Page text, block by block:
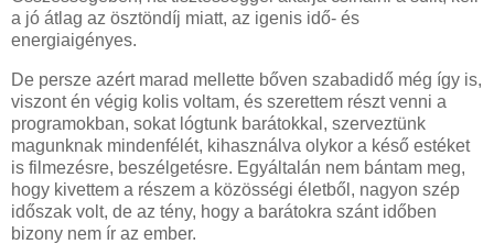
a jó átlag az ösztöndíj miatt, az igenis idő- és
energiaigényes.
De persze azért marad mellette bőven szabadidő még így is,
viszont én végig kolis voltam, és szerettem részt venni a
programokban, sokat lógtunk barátokkal, szerveztünk
magunknak mindenfélét, kihasználva olykor a késő estéket
is filmezésre, beszélgetésre. Egyáltalán nem bántam meg,
hogy kivettem a részem a közösségi életből, nagyon szép
időszak volt, de az tény, hogy a barátokra szánt időben
bizony nem ír az ember.